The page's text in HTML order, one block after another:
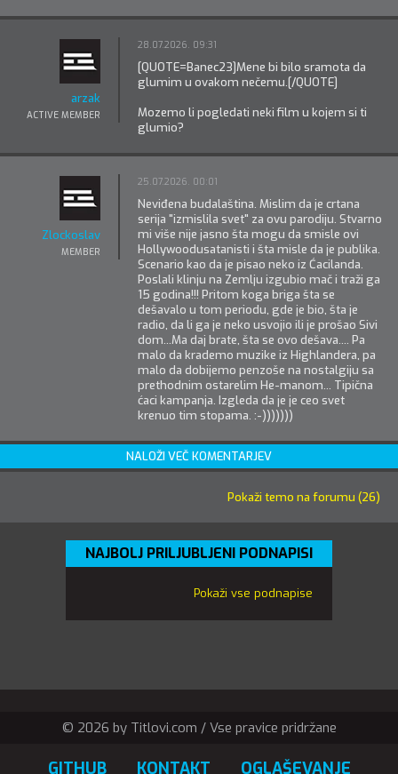
arzak
ACTIVE MEMBER
28.07.2026. 09:31
[QUOTE=Banec23]Mene bi bilo sramota da
glumim u ovakom nečemu.[/QUOTE]
Mozemo li pogledati neki film u kojem si ti
glumio?
Zlockoslav
MEMBER
25.07.2026. 00:01
Neviđena budalaština. Mislim da je crtana
serija "izmislila svet" za ovu parodiju. Stvarno
mi više nije jasno šta mogu da smisle ovi
Hollywoodusatanisti i šta misle da je publika.
Scenario kao da je pisao neko iz Ćacilanda.
Poslali klinju na Zemlju izgubio mač i traži ga
15 godina!!! Pritom koga briga šta se
dešavalo u tom periodu, gde je bio, šta je
radio, da li ga je neko usvojio ili je prošao Sivi
dom...Ma daj brate, šta se ovo dešava.... Pa
malo da krademo muzike iz Highlandera, pa
malo da dobijemo penzoše na nostalgiju sa
prethodnim ostarelim He-manom... Tipična
ćaci kampanja. Izgleda da je je ceo svet
krenuo tim stopama. :-)))))))
NALOŽI VEČ KOMENTARJEV
Pokaži temo na forumu (26)
NAJBOLJ PRILJUBLJENI PODNAPISI
Pokaži vse podnapise
© 2026 by Titlovi.com / Vse pravice pridržane
GITHUB KONTAKT OGLAŠEVANJE